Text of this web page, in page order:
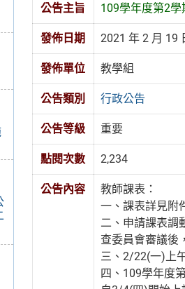
公告主旨 109學年度第2學
發佈日期 2021 年 2 月 19
發佈單位 教學組
公告類別 行政公告
公告等級 重要
點閱次數 2,234
公告內容
教師課表：
一、課表詳見附
二、申請課表調
查委員會審議後
三、2/22(一)上
四、109學年度